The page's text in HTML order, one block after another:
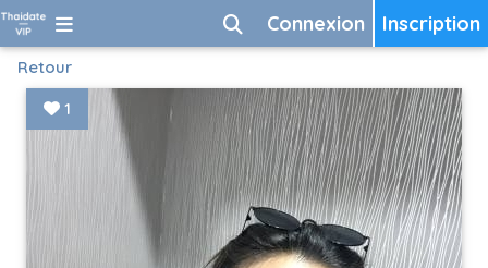
Inscription
Connexion
Retour
1